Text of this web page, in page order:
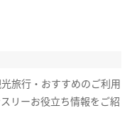
旅行・おすすめのご利用
リーお役立ち情報をご紹